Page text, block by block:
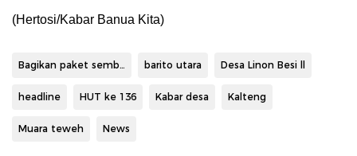
(Hertosi/Kabar Banua Kita)
Bagikan paket sembako barito utara Desa Linon Besi ll
headline HUT ke 136 Kabar desa Kalteng
Muara teweh News